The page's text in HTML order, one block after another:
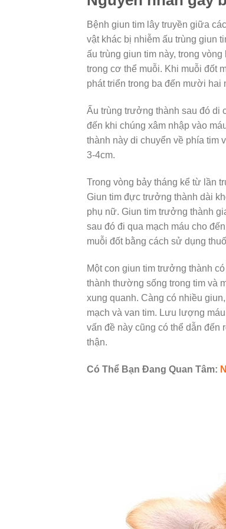
Bệnh giun tim lây truyền giữa
vật khác bị nhiễm ấu trùng giun
ấu trùng giun tim này, trong
trong cơ thể muỗi. Khi muỗi đốt
phát triển trong ba đến mười hai
Ấu trùng trưởng thành sau đó di
đến khi chúng xâm nhập vào
thành này di chuyển về phía tim
3-4cm.
Trong vòng bảy tháng kể từ lần
Giun tim đực trưởng thành dài
phụ nữ. Giun tim trưởng thành
sau đó đi qua mạch máu cho
muỗi đốt bằng cách sử dụng
Một con giun tim trưởng thành
thành thường sống trong tim và
xung quanh. Càng có nhiều
mạch và van tim. Lưu lượng
vấn đề này cũng có thể dẫn đến
thận.
Có Thể Bạn Đang Quan Tâm: